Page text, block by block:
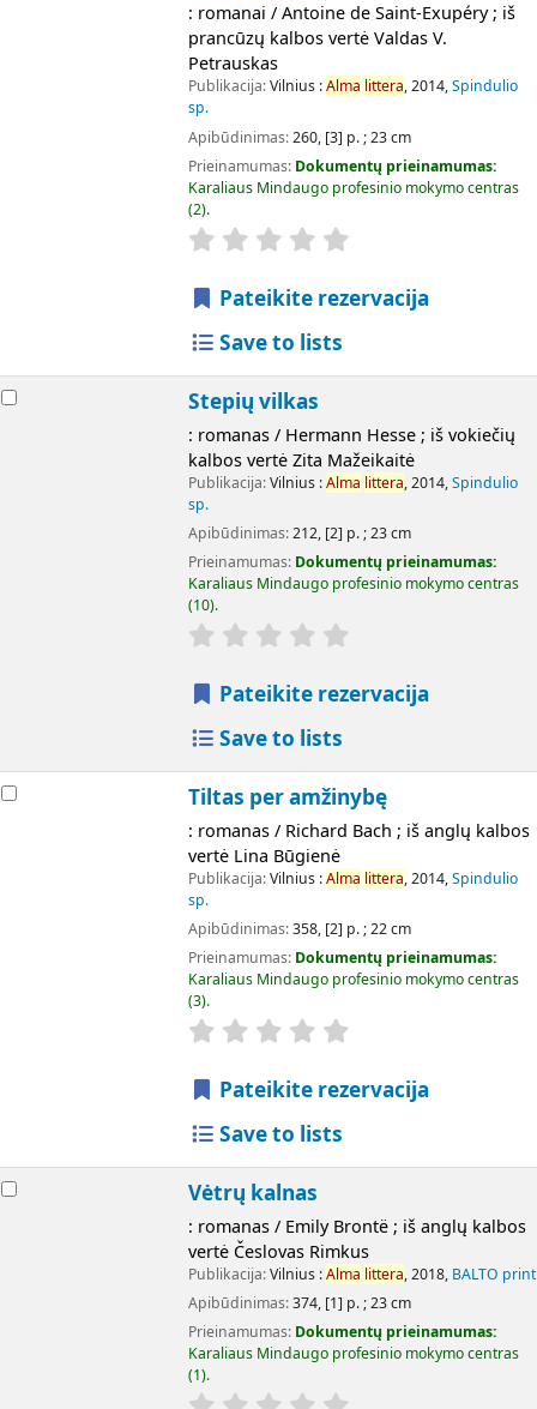
: romanai / Antoine de Saint-Exupéry ; iš
prancūzų kalbos vertė Valdas V.
Petrauskas
Publikacija:Vilnius :Alma littera, 2014,Spindulio
sp.
Apibūdinimas:260, [3] p. ; 23 cm
Prieinamumas: Dokumentų prieinamumas:
Karaliaus Mindaugo profesinio mokymo centras
(2).
Pateikite rezervacija
Save to lists
Stepių vilkas
: romanas / Hermann Hesse ; iš vokiečių
kalbos vertė Zita Mažeikaitė
Publikacija:Vilnius :Alma littera, 2014,Spindulio
sp.
Apibūdinimas:212, [2] p. ; 23 cm
Prieinamumas: Dokumentų prieinamumas:
Karaliaus Mindaugo profesinio mokymo centras
(10).
Pateikite rezervacija
Save to lists
Tiltas per amžinybę
: romanas / Richard Bach ; iš anglų kalbos
vertė Lina Būgienė
Publikacija:Vilnius :Alma littera, 2014,Spindulio
sp.
Apibūdinimas:358, [2] p. ; 22 cm
Prieinamumas: Dokumentų prieinamumas:
Karaliaus Mindaugo profesinio mokymo centras
(3).
Pateikite rezervacija
Save to lists
Vėtrų kalnas
: romanas / Emily Brontë ; iš anglų kalbos
vertė Česlovas Rimkus
Publikacija:Vilnius :Alma littera, 2018, BALTO print
Apibūdinimas:374, [1] p. ; 23 cm
Prieinamumas: Dokumentų prieinamumas:
Karaliaus Mindaugo profesinio mokymo centras
(1).